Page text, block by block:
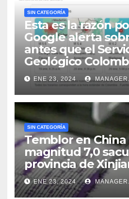
SIN CATEGORÍA
Esta es la razón
Google alerta
antes que el
Geológico
ENE 23, 2024
SIN CATEGORÍA
Temblor en China
magnitud 7,0
provincia de
ENE 23, 2024